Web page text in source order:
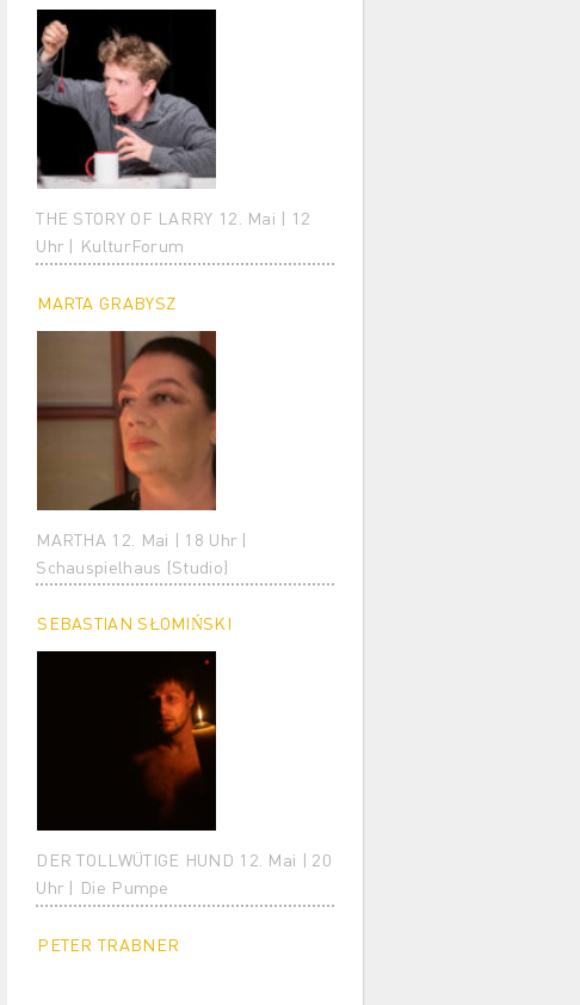
THE STORY OF LARRY 12. Mai | 12
Uhr | KulturForum
MARTA GRABYSZ
MARTHA 12. Mai | 18 Uhr |
Schauspielhaus (Studio)
SEBASTIAN SŁOMIŃSKI
DER TOLLWÜTIGE HUND 12. Mai | 20
Uhr | Die Pumpe
PETER TRABNER